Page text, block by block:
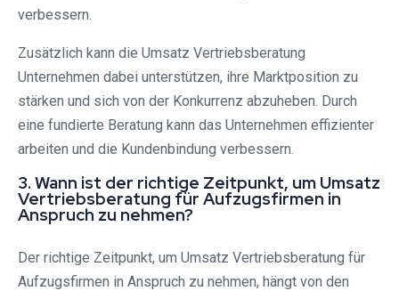
verbessern.
Zusätzlich kann die Umsatz Vertriebsberatung
Unternehmen dabei unterstützen, ihre Marktposition zu
stärken und sich von der Konkurrenz abzuheben. Durch
eine fundierte Beratung kann das Unternehmen effizienter
arbeiten und die Kundenbindung verbessern.
3. Wann ist der richtige Zeitpunkt, um Umsatz
Vertriebsberatung für Aufzugsfirmen in
Anspruch zu nehmen?
Der richtige Zeitpunkt, um Umsatz Vertriebsberatung für
Aufzugsfirmen in Anspruch zu nehmen, hängt von den